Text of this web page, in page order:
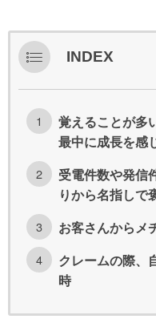
INDEX
覚えることが多
最中に成長を感
受電件数や発信
りから名指しで
お客さんからメ
クレームの際、
時